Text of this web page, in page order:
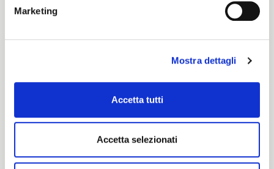
Marketing
Mostra dettagli
Accetta tutti
Accetta selezionati
Are you interested in this fabric?
CONTACT OUR FINANCIAL ADVISOR